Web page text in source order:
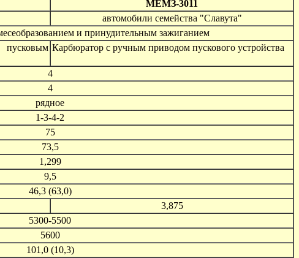
МЕМЗ-3011
автомобили семейства "Славута"
и принудительным зажиганием
Карбюратор с ручным приводом пускового устройства
4
4
рядное
1-3-4-2
75
73,5
1,299
9,5
46,3 (63,0)
3,875
5300-5500
5600
101,0 (10,3)